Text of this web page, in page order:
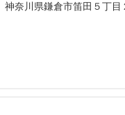
神奈川県鎌倉市笛田５丁目